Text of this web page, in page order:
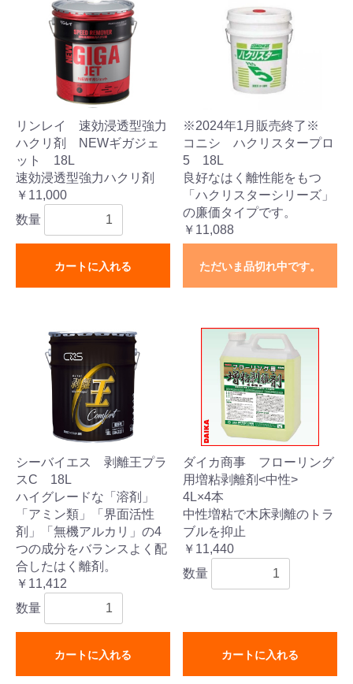
リンレイ 速効浸透型強力
ハクリ剤 NEWギガジェ
ット 18L
速効浸透型強力ハクリ剤
￥11,000
数量
カートに入れる
※2024年1月販売終了※
コニシ ハクリスタープロ
5 18L
良好なはく離性能をもつ
「ハクリスターシリーズ」
の廉価タイプです。
￥11,088
ただいま品切れ中です。
シーバイエス 剥離王プラ
スC 18L
ハイグレードな「溶剤」
「アミン類」「界面活性
剤」「無機アルカリ」の4
つの成分をバランスよく配
合したはく離剤。
￥11,412
数量
カートに入れる
ダイカ商事 フローリング
用増粘剥離剤<中性>
4L×4本
中性増粘で木床剥離のトラ
ブルを抑止
￥11,440
数量
カートに入れる